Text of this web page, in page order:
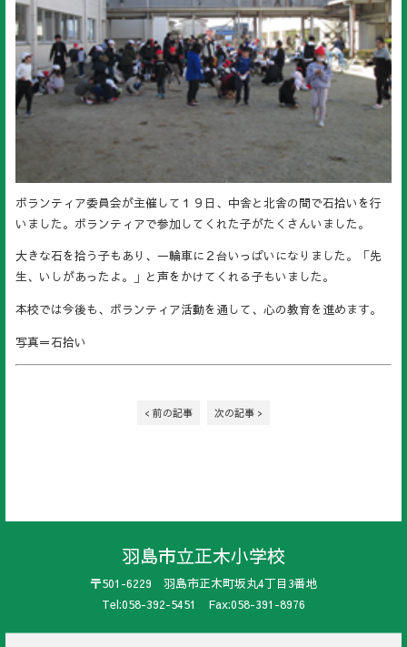
ボランティア委員会が主催して１９日、中舎と北舎の間で石拾いを行
いました。ボランティアで参加してくれた子がたくさんいました。
大きな石を拾う子もあり、一輪車に２台いっぱいになりました。「先
生、いしがあったよ。」と声をかけてくれる子もいました。
本校では今後も、ボランティア活動を通して、心の教育を進めます。
写真＝石拾い
< 前の記事 次の記事 >
羽島市立正木小学校
〒501-6229 羽島市正木町坂丸4丁目3番地
Tel:058-392-5451 Fax:058-391-8976